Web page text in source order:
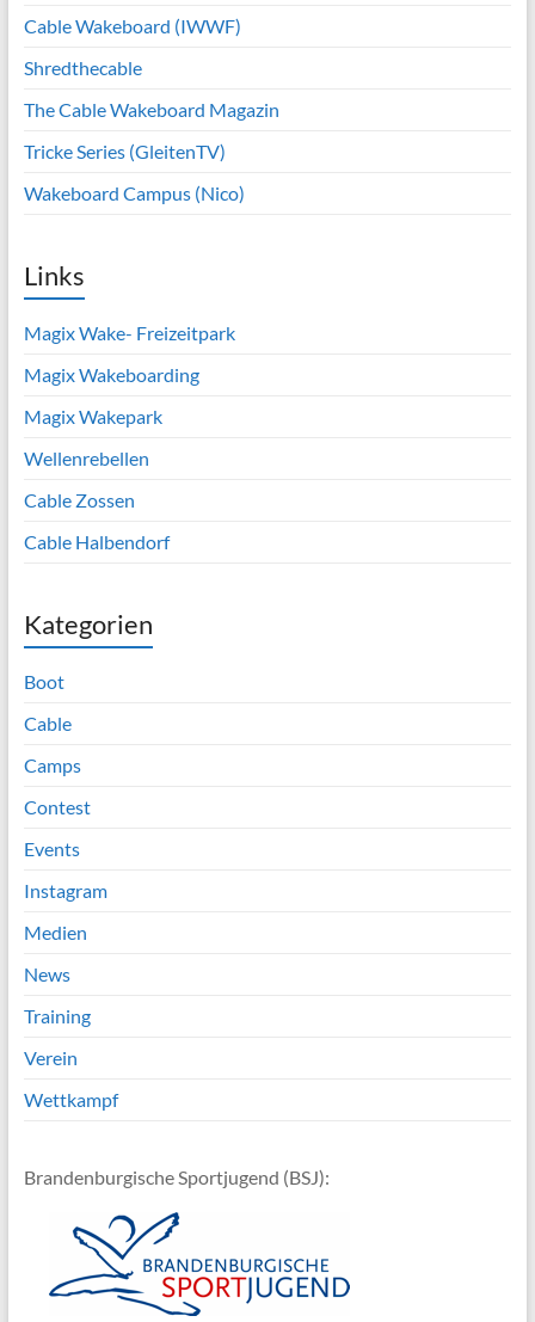
Cable Wakeboard (IWWF)
Shredthecable
The Cable Wakeboard Magazin
Tricke Series (GleitenTV)
Wakeboard Campus (Nico)
Links
Magix Wake- Freizeitpark
Magix Wakeboarding
Magix Wakepark
Wellenrebellen
Cable Zossen
Cable Halbendorf
Kategorien
Boot
Cable
Camps
Contest
Events
Instagram
Medien
News
Training
Verein
Wettkampf
Brandenburgische Sportjugend (BSJ):